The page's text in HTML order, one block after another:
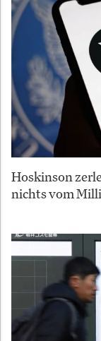
Hoskinson
nichts vom